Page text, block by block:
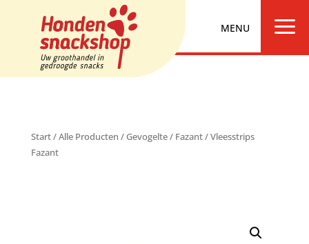
a
Start/Alle Producten /Gevogelte/ Fazant/ Vleesstrips
Fazant